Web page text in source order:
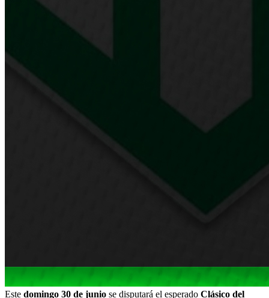
Este domingo 30 de junio se disputará el esperado Clásico del